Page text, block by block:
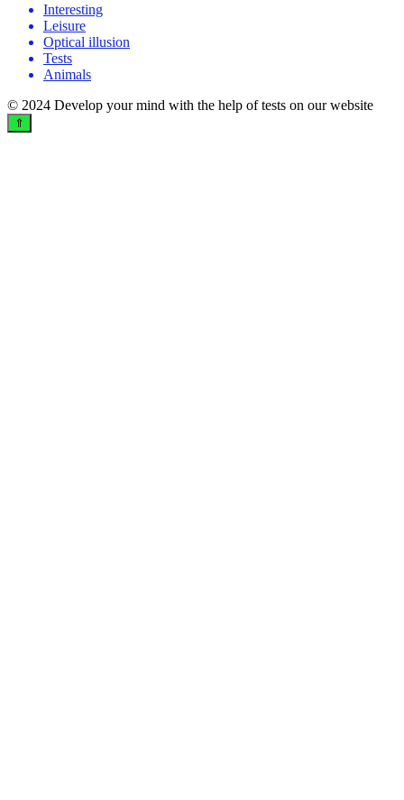
Interesting
Leisure
Optical illusion
Tests
Animals
© 2024 Develop your mind with the help of tests on our website